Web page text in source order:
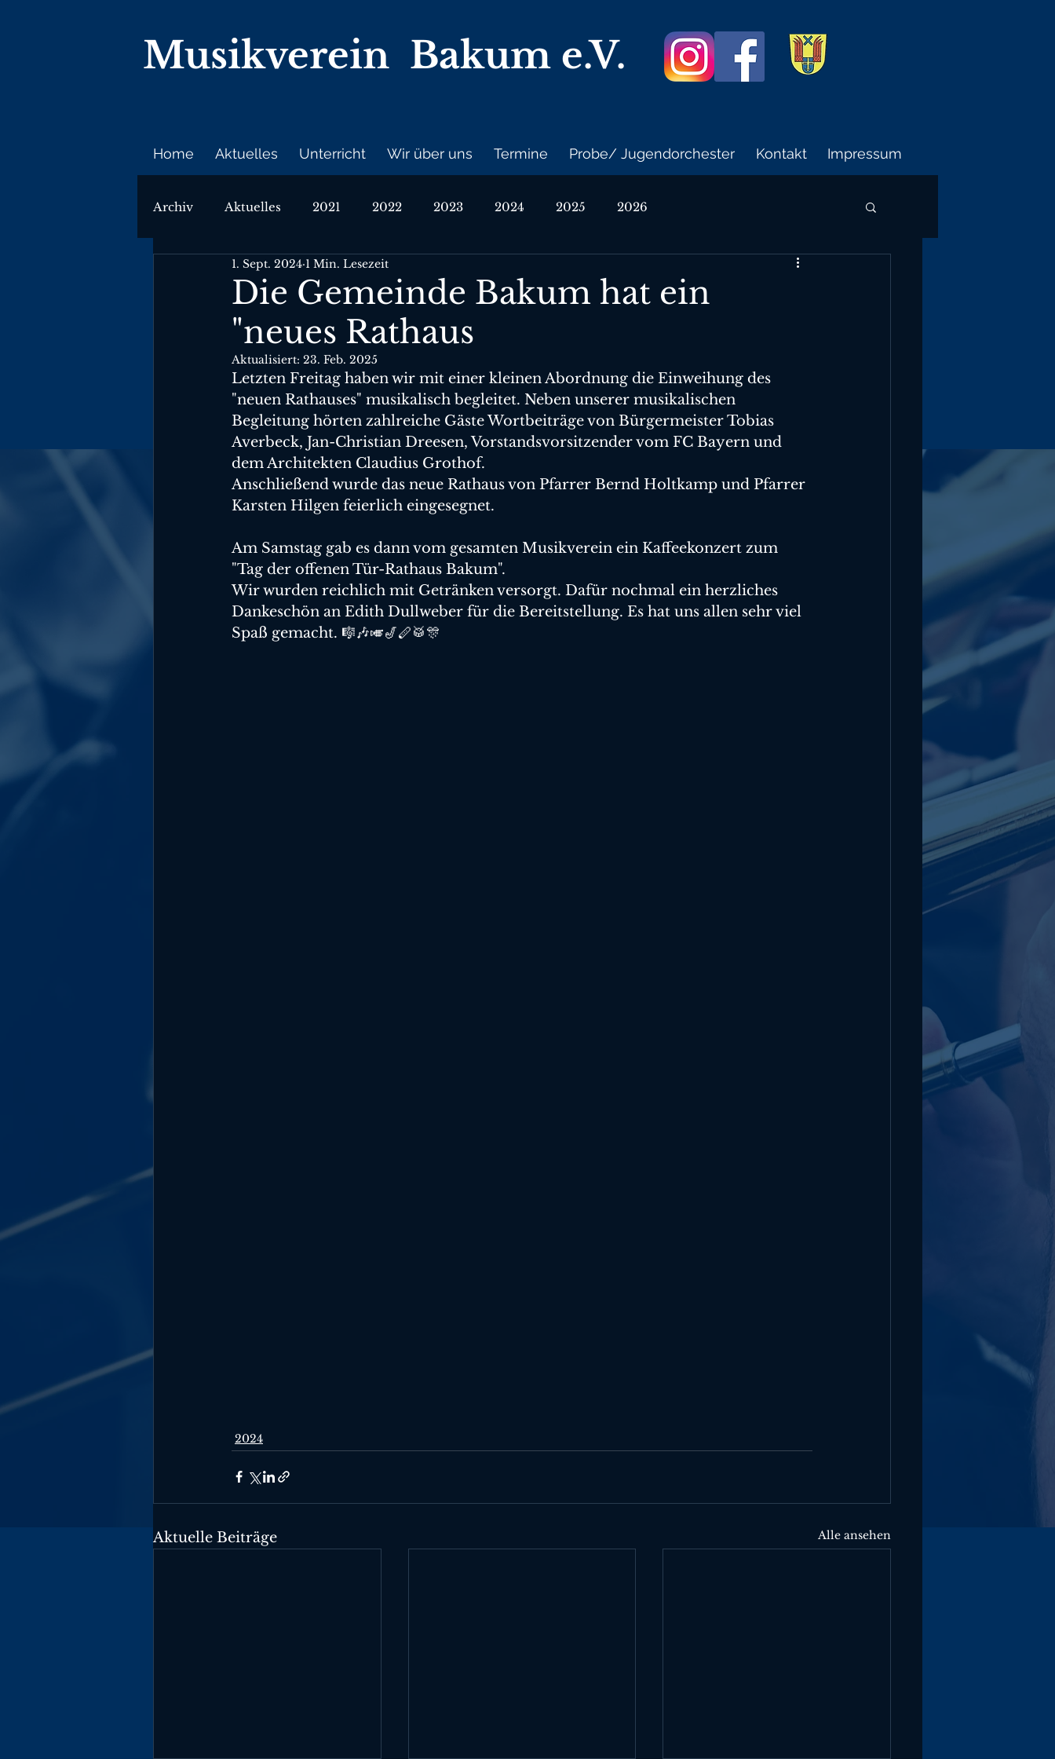
Musikverein Bakum e.V.
Home Aktuelles Unterricht Wir über uns Termine Probe/ Jugendorchester Kontakt Impressum
Archiv Aktuelles 2021 2022 2023 2024 2025 2026
Die Gemeinde Bakum hat ein
"neues Rathaus
1. Sept. 2024 1 Min. Lesezeit
Aktualisiert: 23. Feb. 2025
Letzten Freitag haben wir mit einer kleinen Abordnung die Einweihung des
"neuen Rathauses" musikalisch begleitet. Neben unserer musikalischen
Begleitung hörten zahlreiche Gäste Wortbeiträge von Bürgermeister Tobias
Averbeck, Jan-Christian Dreesen, Vorstandsvorsitzender vom FC Bayern und
dem Architekten Claudius Grothof.
Anschließend wurde das neue Rathaus von Pfarrer Bernd Holtkamp und Pfarrer
Karsten Hilgen feierlich eingesegnet.
Am Samstag gab es dann vom gesamten Musikverein ein Kaffeekonzert zum
"Tag der offenen Tür-Rathaus Bakum".
Wir wurden reichlich mit Getränken versorgt. Dafür nochmal ein herzliches
Dankeschön an Edith Dullweber für die Bereitstellung. Es hat uns allen sehr viel
Spaß gemacht. 🎼🎶🎺🎷🪈🥁🎊
2024
Aktuelle Beiträge Alle ansehen